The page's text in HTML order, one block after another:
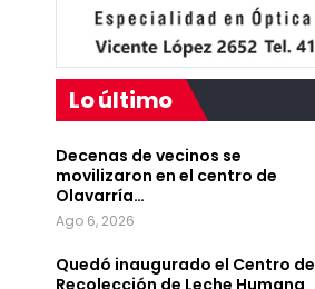
Lo último
Decenas de vecinos se
movilizaron en el centro de
Olavarría…
Ago 6, 2026
Quedó inaugurado el Centro de